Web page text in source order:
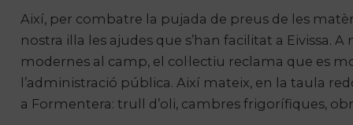
Així, per combatre la pujada de preus de les
nostra illa les ajudes que s’han facilitat a Eivissa.
modernes al camp, el col·lectiu reclama que es
l’administració pública. Així mateix, en la taula
a Formentera: trull d’oli, cambres frigorífiques,